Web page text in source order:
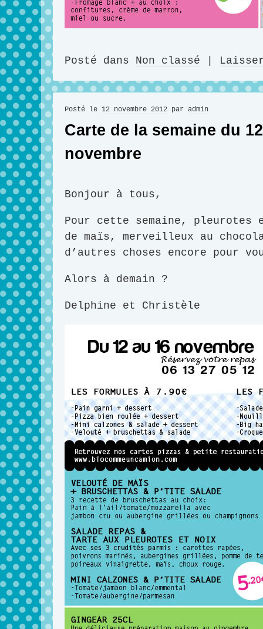
Posté dans Non classé
Carte de la semaine du
novembre
Posté le 12 novembre 2012 par admin
Bonjour à tous,
Pour cette semaine,
de maïs, merveilleux au
d’autres choses encore pour
Alors à demain ?
Delphine et Christèle